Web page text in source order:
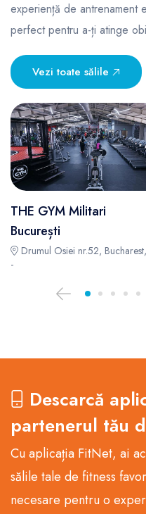
experiență de antrenament
perfect pentru a-ți atinge
Vezi toate sălile
THE GYM Militari
București
Drumul Osiei nr.52,
-
Descarcă
partenerul tău
Cu aplicația FitNet, ai
sălile tale de fitness
necesare pentru o